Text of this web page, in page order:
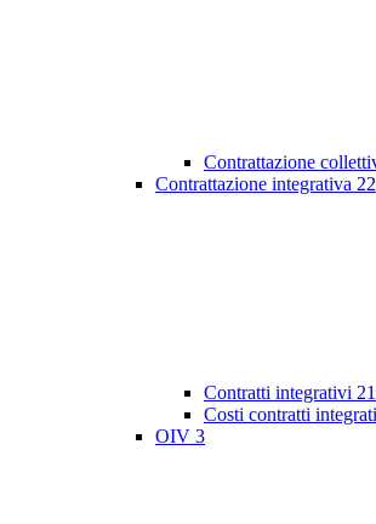
Contrattazione
Contrattazione integrativa 22
Contratti integrativi 21
Costi contratti
OIV 3